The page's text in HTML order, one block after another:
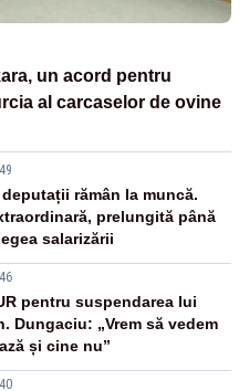
un acord pentru
al carcaselor de ovine
rămân la muncă.
prelungită până
salarizării
pentru suspendarea lui
Dungaciu: „Vrem să vedem
și cine nu”